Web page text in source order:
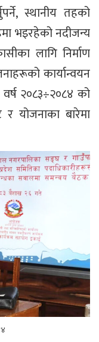
स्थानीय तहको
भइरहेको नदीजन्य
लागि निर्माण
कार्यान्वयन
२०८३÷२०८४ को
योजनाका बारेमा